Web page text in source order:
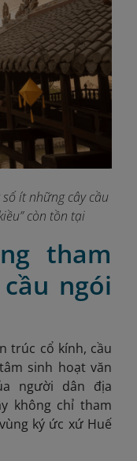
ít những cây cầu
còn tồn tại
tham
ngói
trúc cổ kính, cầu
sinh hoạt văn
người dân địa
không chỉ tham
ký ức xứ Huế